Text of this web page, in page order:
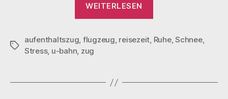
WEITERLESEN
Schlagwörter
aufenthaltszug, flugzeug, reisezeit, Ruhe,Schnee,
Stress, u-bahn, zug